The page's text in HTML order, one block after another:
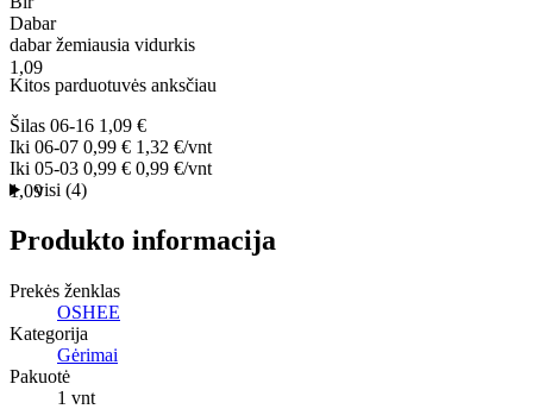
1,09
1,09
Dabar
dabaržemiausia vidurkis
Kitos parduotuvės anksčiau
Šilas 06-16 1,09 €
Iki 06-07 0,99 € 1,32 €/vnt
Iki 05-03 0,99 € 0,99 €/vnt
visi (4)
Produkto informacija
Prekės ženklas
OSHEE
Kategorija
Gėrimai
Pakuotė
1 vnt